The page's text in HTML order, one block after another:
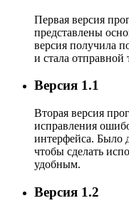
Первая версия
представлены
версия получила
и стала отправной
Версия 1.1
Вторая версия
исправления
интерфейса. Было
чтобы сделать
удобным.
Версия 1.2